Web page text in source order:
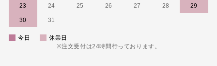
23 24 25 26 27 28 29
30 31
今日
休業日
※注文受付は24時間行っております。